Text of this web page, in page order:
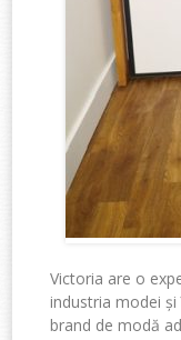
Victoria are o
industria modei
brand de modă